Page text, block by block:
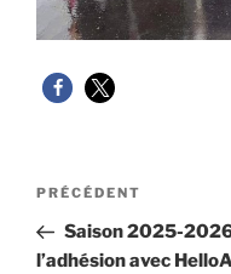
Navigation
l’article
Article
précédent
PRÉCÉDENT
Saison 2025-
l’adhésion avec